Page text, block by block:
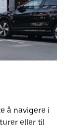
å navigere i
eller til